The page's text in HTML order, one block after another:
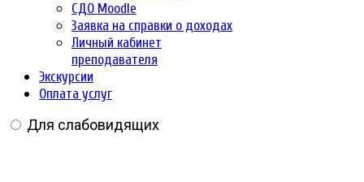
СДО Moodle
Заявка на справки о доходах
Личный кабинет
преподавателя
Экскурсии
Оплата услуг
Для слабовидящих